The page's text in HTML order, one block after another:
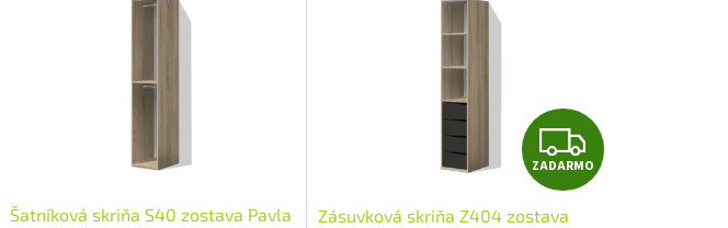
Šatníková skriňa S40 zostava Pavla
Z
A
ZADARMO
Zásuvková skriňa Z404 zostava